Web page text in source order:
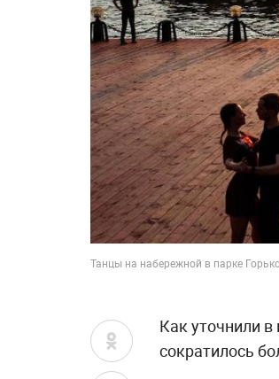
Танцы на набережной в парке
Как уточнили
сократилось